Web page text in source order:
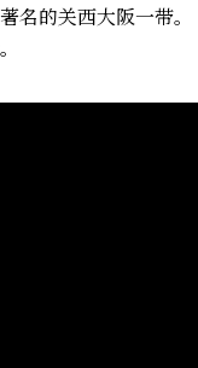
名的关西大阪一带。